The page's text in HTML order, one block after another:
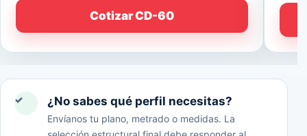
Cotizar CD-60
✓ ¿No sabes qué perfil necesitas?
Envíanos tu plano, metrado o medidas. La